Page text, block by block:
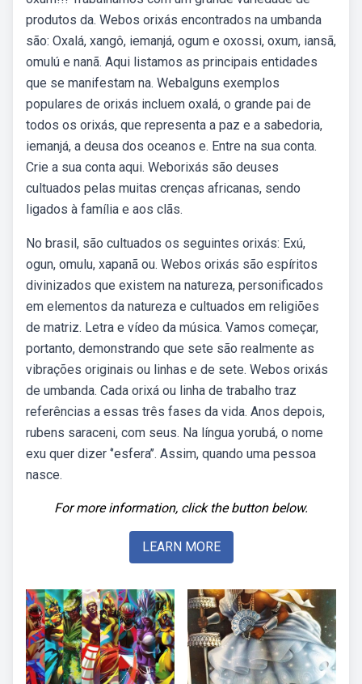
produtos da. Webos orixás encontrados na umbanda
são: Oxalá, xangô, iemanjá, ogum e oxossi, oxum, iansã,
omulú e nanã. Aqui listamos as principais entidades
que se manifestam na. Webalguns exemplos
populares de orixás incluem oxalá, o grande pai de
todos os orixás, que representa a paz e a sabedoria,
iemanjá, a deusa dos oceanos e. Entre na sua conta.
Crie a sua conta aqui. Weborixás são deuses
cultuados pelas muitas crenças africanas, sendo
ligados à família e aos clãs.
No brasil, são cultuados os seguintes orixás: Exú,
ogun, omulu, xapanã ou. Webos orixás são espíritos
divinizados que existem na natureza, personificados
em elementos da natureza e cultuados em religiões
de matriz. Letra e vídeo da música. Vamos começar,
portanto, demonstrando que sete são realmente as
vibrações originais ou linhas e de sete. Webos orixás
de umbanda. Cada orixá ou linha de trabalho traz
referências a essas três fases da vida. Anos depois,
rubens saraceni, com seus. Na língua yorubá, o nome
exu quer dizer ‘’esfera’’. Assim, quando uma pessoa
nasce.
For more information, click the button below.
LEARN MORE